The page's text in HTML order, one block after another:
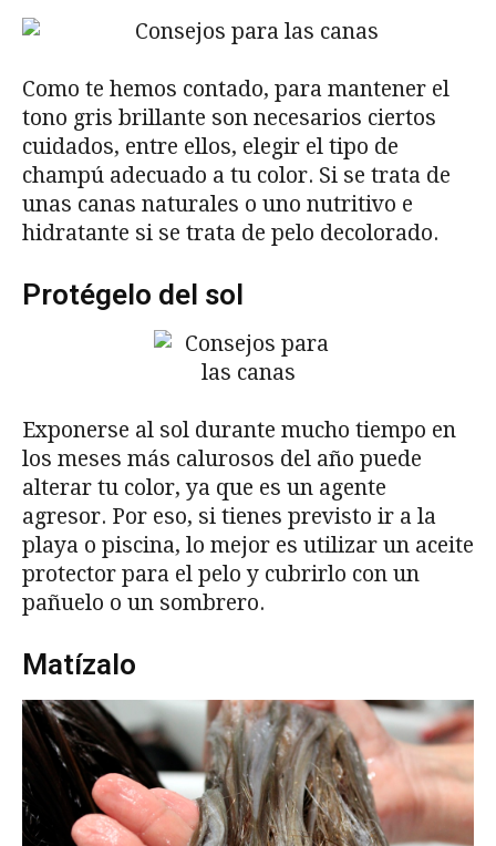
Como te hemos contado, para mantener el
tono gris brillante son necesarios ciertos
cuidados, entre ellos, elegir el tipo de
champú adecuado a tu color. Si se trata de
unas canas naturales o uno nutritivo e
hidratante si se trata de pelo decolorado.
Protégelo del sol
Exponerse al sol durante mucho tiempo en
los meses más calurosos del año puede
alterar tu color, ya que es un agente
agresor. Por eso, si tienes previsto ir a la
playa o piscina, lo mejor es utilizar un aceite
protector para el pelo y cubrirlo con un
pañuelo o un sombrero.
Matízalo